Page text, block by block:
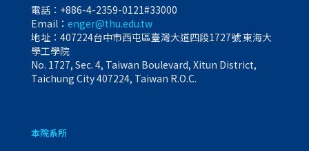
電話： +886-4-2359-0121#33000
Email： enger@thu.edu.tw
地址：407224台中市西屯區臺灣大道四段1727號 東海大
學工學院
No. 1727, Sec. 4, Taiwan Boulevard, Xitun District,
Taichung City 407224, Taiwan R.O.C.
本院系所